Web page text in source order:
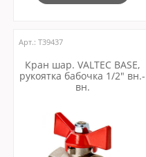
Арт.: Т39437
Кран шар. VALTEC BASE,
рукоятка бабочка 1/2" вн.-
вн.